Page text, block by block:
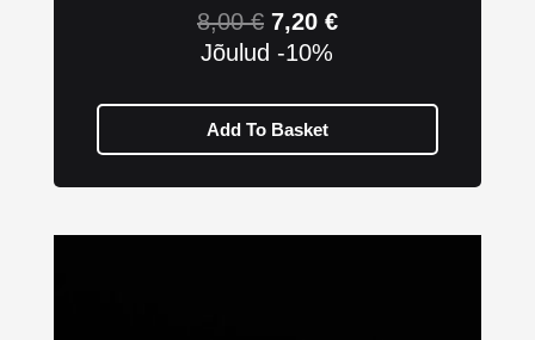
8,00€ 7,20 €
Jõulud -10%
Add To Basket